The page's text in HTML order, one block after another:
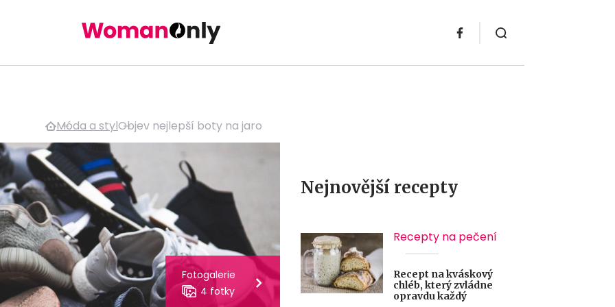
Móda a stylObjev nejlepší boty na jaro
Fotogalerie
4 fotky
Nejnovější recepty
Recepty na pečení
Recept na kváskový
chléb, který zvládne
opravdu každý